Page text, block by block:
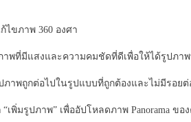
ไขภาพ 360 องศา
าพที่มีแสงและความคมชัดที่ดีเพื่อให้ได้รูปภ
าพถูกต่อไปในรูปแบบที่ถูกต้องและไม่มีรอยต่
เพิ่มรูปภาพ” เพื่ออัปโหลดภาพ Panorama ขอ